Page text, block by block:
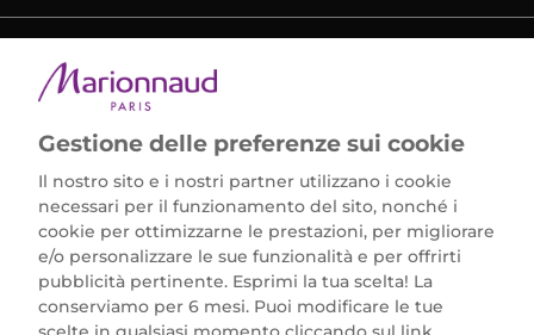
Marionnaud Parfumeries Italia S.r.l.
Largo Fiera Milano 5, 20017 Rho (MI)
REA Milano 1650024 con P.IVA 13425220152.
Gestione delle preferenze sui cookie
Il nostro sito e i nostri partner utilizzano i cookie
necessari per il funzionamento del sito, nonché i
cookie per ottimizzarne le prestazioni, per migliorare
e/o personalizzare le sue funzionalità e per offrirti
pubblicità pertinente. Esprimi la tua scelta! La
conserviamo per 6 mesi. Puoi modificare le tue